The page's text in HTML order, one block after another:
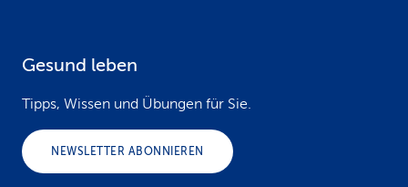
Gesund leben
Tipps, Wissen und Übungen für Sie.
NEWSLETTER ABONNIEREN